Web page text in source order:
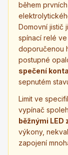
během
Domovní jistič
spínací relé
doporučenou
postupné
spečení
sepnutém
Limit ve
vypínač
běžnými LED
výkony,
zapojení